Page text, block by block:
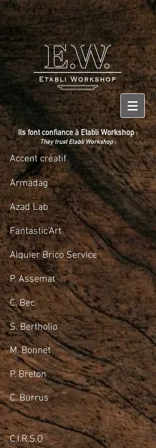
Ils font confiance à Etabli Workshop :
They trust Etabli Workshop :
Accent créatif
Armadag
Azad Lab
Fantastic'Art
Alquier Brico Service
P. Assemat
C. Bec
S. Bertholio
M. Bonnet
P. Breton
C. Burrus
C.I.R.S.O